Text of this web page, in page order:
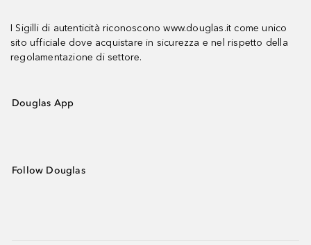
I Sigilli di autenticità riconoscono www.douglas.it come unico
sito ufficiale dove acquistare in sicurezza e nel rispetto della
regolamentazione di settore.
Douglas App
Follow Douglas